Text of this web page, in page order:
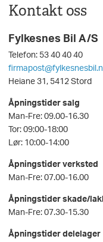
Kontakt oss
Fylkesnes Bil A/S
Telefon: 53 40 40 40
Heiane 31, 5412 Stord
Åpningstider salg
Man-Fre: 09.00-16.30
Tor: 09:00-18:00
Lør: 10:00-14:00
Åpningstider verksted
Man-Fre: 07.00-16.00
Åpningstider skade/
Man-Fre: 07.30-15.30
Åpningstider delelager